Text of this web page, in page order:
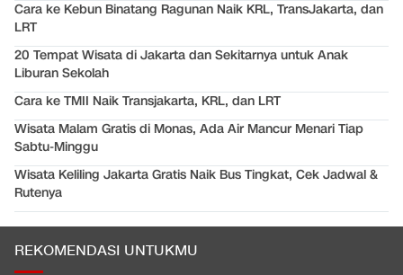
Cara ke Kebun Binatang Ragunan Naik KRL, TransJakarta, dan
LRT
20 Tempat Wisata di Jakarta dan Sekitarnya untuk Anak
Liburan Sekolah
Cara ke TMII Naik Transjakarta, KRL, dan LRT
Wisata Malam Gratis di Monas, Ada Air Mancur Menari Tiap
Sabtu-Minggu
Wisata Keliling Jakarta Gratis Naik Bus Tingkat, Cek Jadwal &
Rutenya
REKOMENDASI UNTUKMU